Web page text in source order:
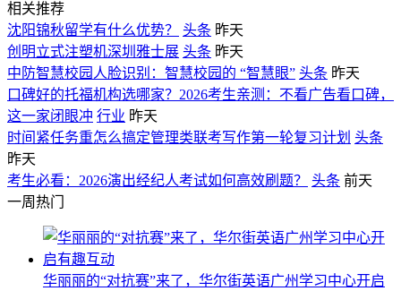
相关推荐
沈阳锦秋留学有什么优势？
头条 昨天
创明立式注塑机深圳雅士展 头条 昨天
中防智慧校园人脸识别：智慧校园的 “智慧眼” 头条 昨天
口碑好的托福机构选哪家？2026考生亲测：不看广告看口碑，
这一家闭眼冲 行业 昨天
时间紧任务重怎么搞定管理类联考写作第一轮复习计划 头条
昨天
考生必看：2026演出经纪人考试如何高效刷题？
头条 前天
一周热门
华丽丽的“对抗赛”来了，华尔街英语广州学习中心开启